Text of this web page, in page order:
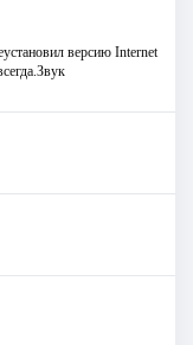
версию Internet